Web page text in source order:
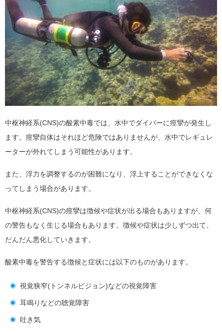
中枢神経系(CNS)の酸素中毒では、水中でダイバーに痙攣が発生し
ます。痙攣自体はそれほど危険ではありませんが、水中でレギュレ
ーターが外れてしまう可能性があります。
また、浮力を調整するのが困難になり、浮上することができなくな
ってしまう場合があります。
中枢神経系(CNS)の痙攣は徴候や症状が出る場合もありますが、何
の警告もなく生じる場合もあります。徴候や症状は少しずつ出て、
だんだん悪化していきます。
酸素中毒を警告する徴候と症状には以下のものがあります。
視覚狭窄(トンネルビジョン)などの視覚障害
耳鳴りなどの聴覚障害
吐き気